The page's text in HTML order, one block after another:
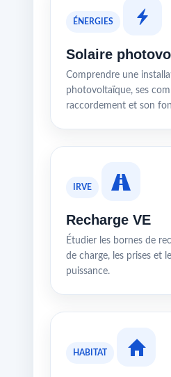
ÉNERGIES
Solaire
Comprendre une
photovoltaïque, ses
raccordement et son
IRVE
Recharge VE
Étudier les bornes de
de charge, les prises et
puissance.
HABITAT